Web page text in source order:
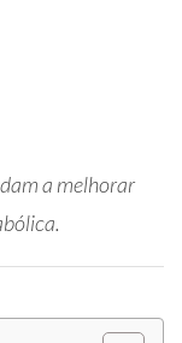
a melhorar